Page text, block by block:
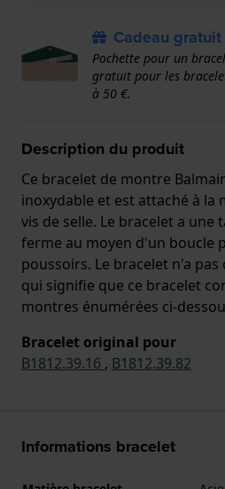
Cadeau gratuit
Pochette pour un
gratuit pour les
à 50 €.
Description du produit
Ce bracelet de montre
inoxydable et est attaché à la
vis de selle. Le bracelet a une
ferme au moyen d'un boucle
poussoirs. Le bracelet n'a
qui signifie que ce bracelet
montres énumérées ci-
Bracelet original pour
B1812.39.16 , B1812.39.82
Informations bracelet